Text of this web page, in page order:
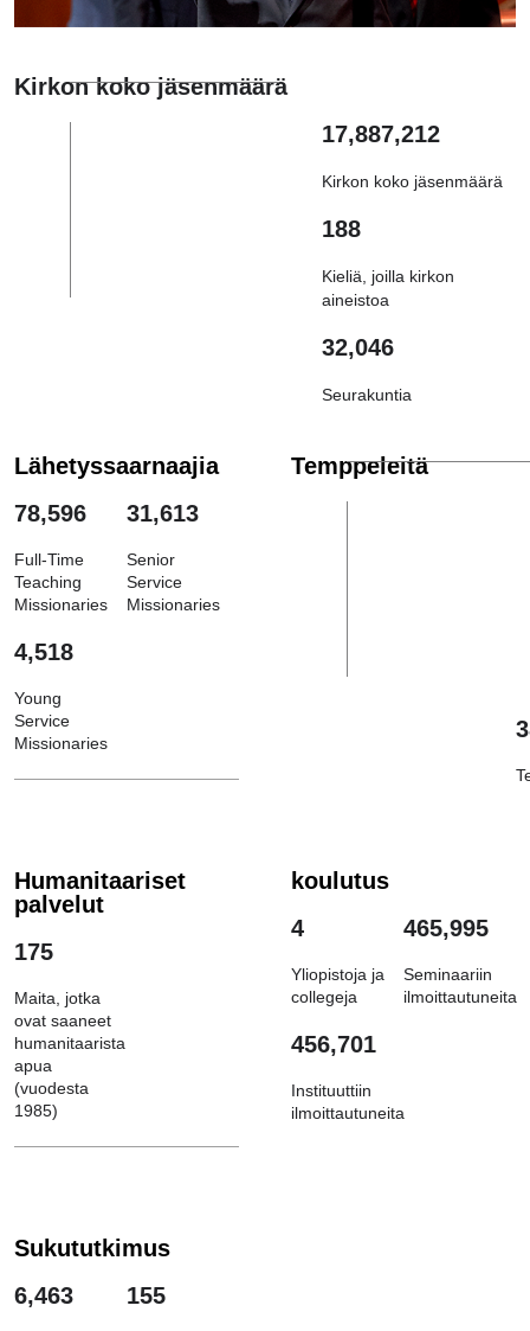
Kirkon koko jäsenmäärä
17,887,212
Kirkon koko jäsenmäärä
188
Kieliä, joilla kirkon
aineistoa
32,046
Seurakuntia
Lähetyssaarnaajia
78,596
Full-Time
Teaching
Missionaries
31,613
Senior
Service
Missionaries
4,518
Young
Service
Missionaries
Temppeleitä
Humanitaariset
palvelut
175
Maita, jotka
ovat saaneet
humanitaarista
apua
(vuodesta
1985)
koulutus
4
Yliopistoja ja
collegeja
465,995
Seminaariin
ilmoittautuneita
456,701
Instituuttiin
ilmoittautuneita
Sukututkimus
6,463
155